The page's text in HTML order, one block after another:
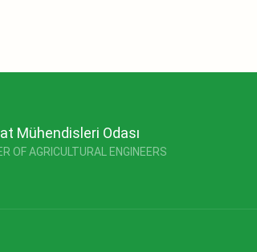
Mühendisleri Odası
OF AGRICULTURAL ENGINEERS